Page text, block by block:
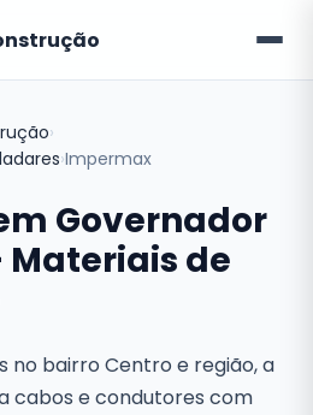
›
›Impermax
Governador
de
no bairro Centro e região, a
cabos e condutores com